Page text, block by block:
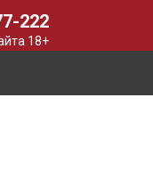
222
18+